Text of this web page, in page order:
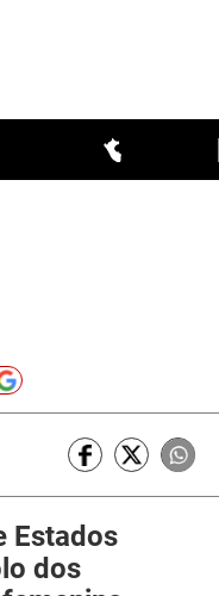
Estados
dos